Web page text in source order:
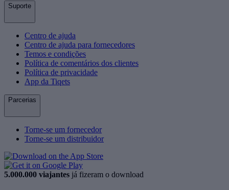
Suporte
Centro de ajuda
Centro de ajuda para fornecedores
Temos e condições
Política de comentários dos clientes
Política de privacidade
App da Tiqets
Parcerias
Torne-se um fornecedor
Torne-se um distribuidor
5.000.000 viajantes já fizeram o download